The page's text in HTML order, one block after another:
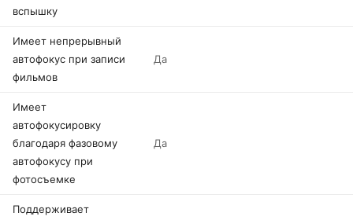
вспышку
Имеет непрерывный
автофокус при записи
фильмов
Да
Имеет
автофокусировку
благодаря фазовому
автофокусу при
фотосъемке
Да
Поддерживает